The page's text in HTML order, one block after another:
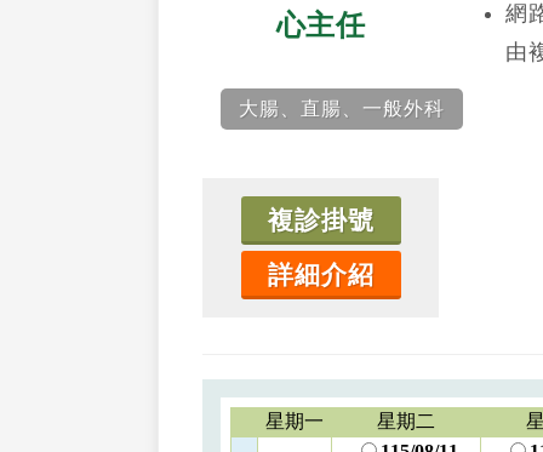
心主任
大腸、直腸、一般外科
複診掛號
詳細介紹
網
由